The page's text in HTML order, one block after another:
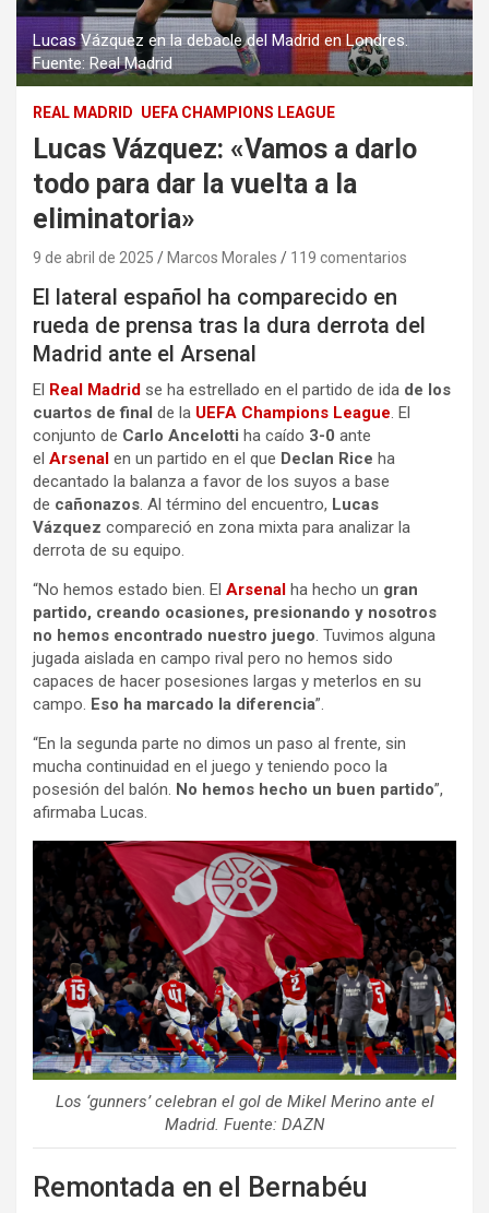
Lucas Vázquez en la debacle del Madrid en Londres.
Fuente: Real Madrid
REAL MADRID UEFA CHAMPIONS LEAGUE
Lucas Vázquez: «Vamos a darlo
todo para dar la vuelta a la
eliminatoria»
9 de abril de 2025 Marcos Morales 119 comentarios
El lateral español ha comparecido en
rueda de prensa tras la dura derrota del
Madrid ante el Arsenal
El Real Madrid se ha estrellado en el partido de ida de los
cuartos de final de la UEFA Champions League. El
conjunto de Carlo Ancelotti ha caído 3-0 ante
el Arsenal en un partido en el que Declan Rice ha
decantado la balanza a favor de los suyos a base
de cañonazos. Al término del encuentro, Lucas
Vázquez compareció en zona mixta para analizar la
derrota de su equipo.
“No hemos estado bien. El Arsenal ha hecho un gran
partido, creando ocasiones, presionando y nosotros
no hemos encontrado nuestro juego. Tuvimos alguna
jugada aislada en campo rival pero no hemos sido
capaces de hacer posesiones largas y meterlos en su
campo. Eso ha marcado la diferencia”.
“En la segunda parte no dimos un paso al frente, sin
mucha continuidad en el juego y teniendo poco la
posesión del balón. No hemos hecho un buen partido”,
afirmaba Lucas.
Los ‘gunners’ celebran el gol de Mikel Merino ante el
Madrid. Fuente: DAZN
Remontada en el Bernabéu